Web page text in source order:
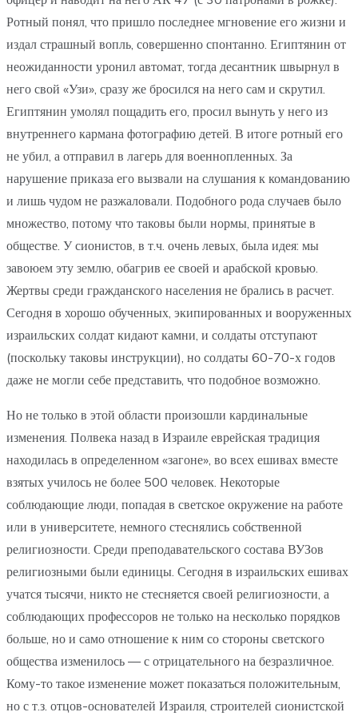
Ротный понял, что пришло последнее мгновение его жизни и
издал страшный вопль, совершенно спонтанно. Египтянин от
неожиданности уронил автомат, тогда десантник швырнул в
него свой «Узи», сразу же бросился на него сам и скрутил.
Египтянин умолял пощадить его, просил вынуть у него из
внутреннего кармана фотографию детей. В итоге ротный его
не убил, а отправил в лагерь для военнопленных. За
нарушение приказа его вызвали на слушания к командованию
и лишь чудом не разжаловали. Подобного рода случаев было
множество, потому что таковы были нормы, принятые в
обществе. У сионистов, в т.ч. очень левых, была идея: мы
завоюем эту землю, обагрив ее своей и арабской кровью.
Жертвы среди гражданского населения не брались в расчет.
Сегодня в хорошо обученных, экипированных и вооруженных
израильских солдат кидают камни, и солдаты отступают
(поскольку таковы инструкции), но солдаты 60-70-х годов
даже не могли себе представить, что подобное возможно.
Но не только в этой области произошли кардинальные
изменения. Полвека назад в Израиле еврейская традиция
находилась в определенном «загоне», во всех ешивах вместе
взятых училось не более 500 человек. Некоторые
соблюдающие люди, попадая в светское окружение на работе
или в университете, немного стеснялись собственной
религиозности. Среди преподавательского состава ВУЗов
религиозными были единицы. Сегодня в израильских ешивах
учатся тысячи, никто не стесняется своей религиозности, а
соблюдающих профессоров не только на несколько порядков
больше, но и само отношение к ним со стороны светского
общества изменилось — с отрицательного на безразличное.
Кому-то такое изменение может показаться положительным,
но с т.з. отцов-основателей Израиля, строителей сионистской